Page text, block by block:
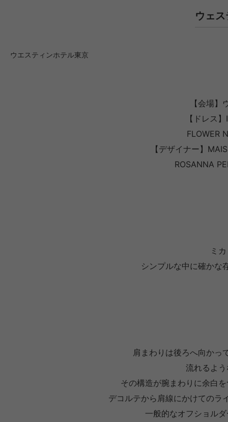
ウェ
ウエスティンホテル東京
【会場
【ドレス
FLOWER
【デザイナー】
ROSANNA
ミ
シンプルな中に確かな
肩まわりは後ろへ向かっ
流れるよ
その構造が腕まわりに余白
デコルテから肩線にかけてのラ
一般的なオフショル